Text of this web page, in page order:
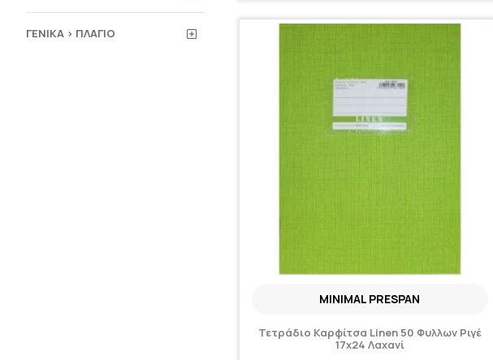
ΓΕΝΙΚΆ > ΠΛΆΓΙΟ
MINIMAL PRESPAN
Τετράδιο Καρφίτσα Linen 50 Φυλλων Ριγέ
17x24 Λαχανί